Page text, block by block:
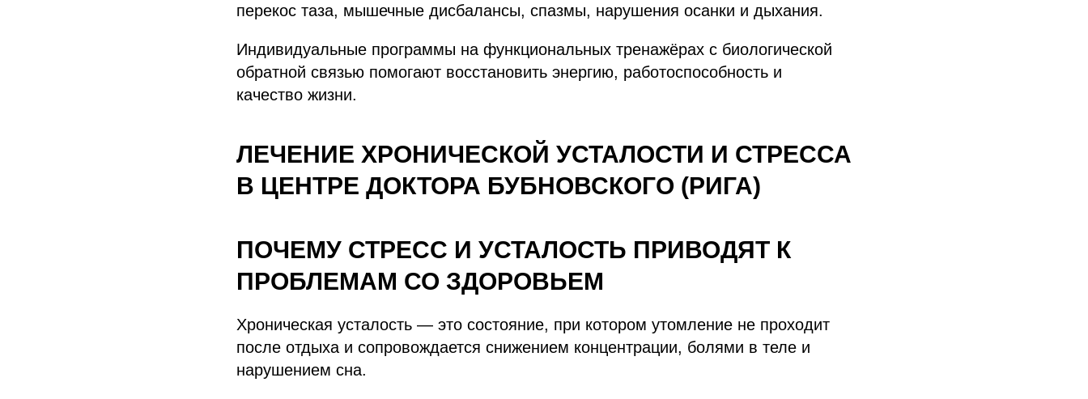
перекос таза, мышечные дисбалансы, спазмы, нарушения осанки и дыхания.
Индивидуальные программы на функциональных тренажёрах с биологической
обратной связью помогают восстановить энергию, работоспособность и
качество жизни.
ЛЕЧЕНИЕ ХРОНИЧЕСКОЙ УСТАЛОСТИ И СТРЕССА
В ЦЕНТРЕ ДОКТОРА БУБНОВСКОГО (РИГА)
ПОЧЕМУ СТРЕСС И УСТАЛОСТЬ ПРИВОДЯТ К
ПРОБЛЕМАМ СО ЗДОРОВЬЕМ
Хроническая усталость — это состояние, при котором утомление не проходит
после отдыха и сопровождается снижением концентрации, болями в теле и
нарушением сна.